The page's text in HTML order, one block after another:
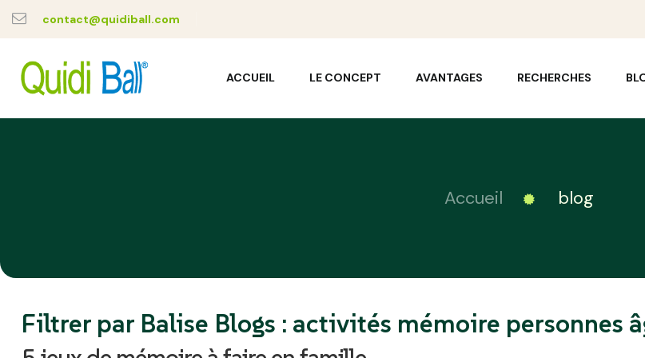
contact@quidiball.com
ACCUEIL LE CONCEPT AVANTAGES RECHERCHES
Accueil blog
Filtrer par Balise Blogs : activités mémoire personnes